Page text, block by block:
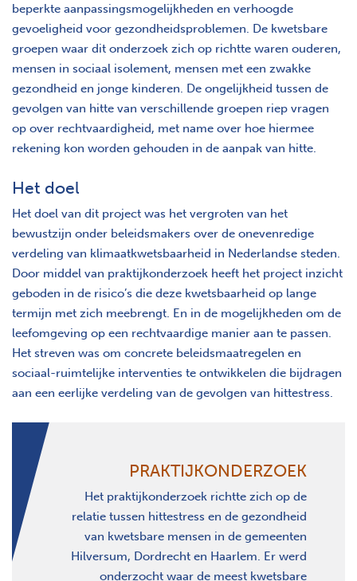
beperkte aanpassingsmogelijkheden en verhoogde
gevoeligheid voor gezondheidsproblemen. De kwetsbare
groepen waar dit onderzoek zich op richtte waren ouderen,
mensen in sociaal isolement, mensen met een zwakke
gezondheid en jonge kinderen. De ongelijkheid tussen de
gevolgen van hitte van verschillende groepen riep vragen
op over rechtvaardigheid, met name over hoe hiermee
rekening kon worden gehouden in de aanpak van hitte.
Het doel
Het doel van dit project was het vergroten van het
bewustzijn onder beleidsmakers over de onevenredige
verdeling van klimaatkwetsbaarheid in Nederlandse steden.
Door middel van praktijkonderzoek heeft het project inzicht
geboden in de risico’s die deze kwetsbaarheid op lange
termijn met zich meebrengt. En in de mogelijkheden om de
leefomgeving op een rechtvaardige manier aan te passen.
Het streven was om concrete beleidsmaatregelen en
sociaal-ruimtelijke interventies te ontwikkelen die bijdragen
aan een eerlijke verdeling van de gevolgen van hittestress.
PRAKTIJKONDERZOEK
Het praktijkonderzoek richtte zich op de
relatie tussen hittestress en de gezondheid
van kwetsbare mensen in de gemeenten
Hilversum, Dordrecht en Haarlem. Er werd
onderzocht waar de meest kwetsbare